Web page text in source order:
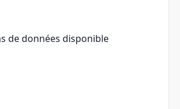
de données disponible